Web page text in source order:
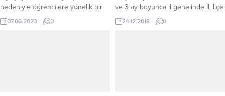
nedeniyle öğrencilere yönelik bir
dizi etkinlik düzenledi. Vakıf,
AVM’de stant açıp, Çamlık Milli
07.06.2023 0
ve 3 ay boyunca il genelinde İl, İlçe
yöneticileri ve vatandaşların oyları
ile yapılan anket çalışmaları sonucu
24.12.2018 0